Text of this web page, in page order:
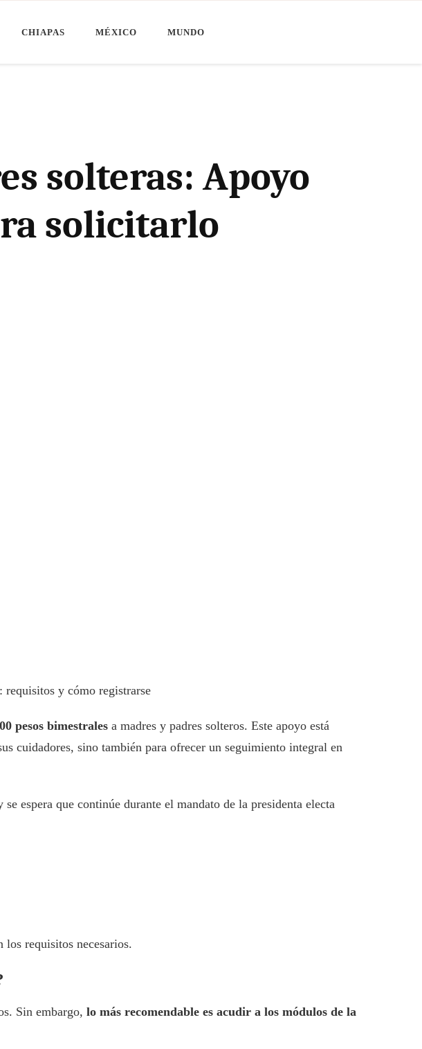
CHIAPAS MÉXICO MUNDO
solteras: Apoyo
solicitarlo
: requisitos y cómo registrarse
pesos bimestrales a madres y padres solteros. Este apoyo está
cuidadores, sino también para ofrecer un seguimiento integral en
espera que continúe durante el mandato de la presidenta electa
los requisitos necesarios.
Sin embargo, lo más recomendable es acudir a los módulos de la